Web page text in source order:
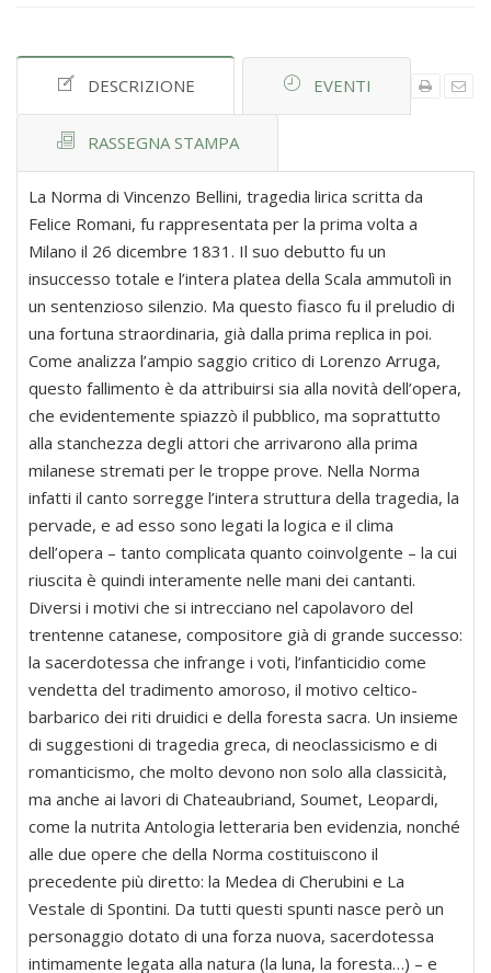
DESCRIZIONE EVENTI
RASSEGNA STAMPA
La Norma di Vincenzo Bellini, tragedia lirica scritta da
Felice Romani, fu rappresentata per la prima volta a
Milano il 26 dicembre 1831. Il suo debutto fu un
insuccesso totale e l’intera platea della Scala ammutolì in
un sentenzioso silenzio. Ma questo fiasco fu il preludio di
una fortuna straordinaria, già dalla prima replica in poi.
Come analizza l’ampio saggio critico di Lorenzo Arruga,
questo fallimento è da attribuirsi sia alla novità dell’opera,
che evidentemente spiazzò il pubblico, ma soprattutto
alla stanchezza degli attori che arrivarono alla prima
milanese stremati per le troppe prove. Nella Norma
infatti il canto sorregge l’intera struttura della tragedia, la
pervade, e ad esso sono legati la logica e il clima
dell’opera – tanto complicata quanto coinvolgente – la cui
riuscita è quindi interamente nelle mani dei cantanti.
Diversi i motivi che si intrecciano nel capolavoro del
trentenne catanese, compositore già di grande successo:
la sacerdotessa che infrange i voti, l’infanticidio come
vendetta del tradimento amoroso, il motivo celtico-
barbarico dei riti druidici e della foresta sacra. Un insieme
di suggestioni di tragedia greca, di neoclassicismo e di
romanticismo, che molto devono non solo alla classicità,
ma anche ai lavori di Chateaubriand, Soumet, Leopardi,
come la nutrita Antologia letteraria ben evidenzia, nonché
alle due opere che della Norma costituiscono il
precedente più diretto: la Medea di Cherubini e La
Vestale di Spontini. Da tutti questi spunti nasce però un
personaggio dotato di una forza nuova, sacerdotessa
intimamente legata alla natura (la luna, la foresta…) – e